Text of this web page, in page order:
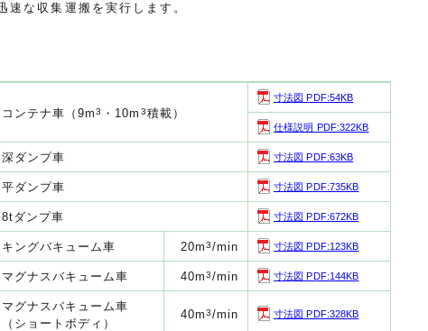
速な収集運搬を実行します。
コンテナ車（9m3 ・10m 3積載）
寸法図 PDF:54KB
仕様説明 PDF:322KB
深ダンプ車 寸法図 PDF:63KB
平ダンプ車 寸法図 PDF:735KB
8tダンプ車 寸法図 PDF:672KB
キングバキューム車 20m3/min 寸法図 PDF:123KB
マグナスバキューム車 40m3/min 寸法図 PDF:144KB
マグナスバキューム車
（ショートボディ）
40m3/min 寸法図 PDF:328KB